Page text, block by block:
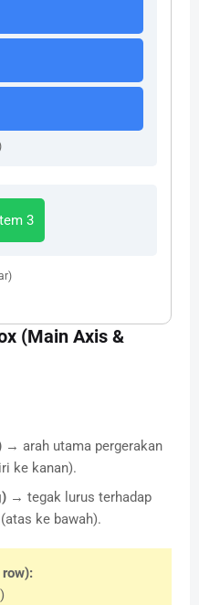
3
(Main Axis &
→ arah utama pergerakan
ke kanan).
→ tegak lurus terhadap
ke bawah).